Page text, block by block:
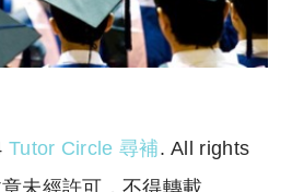
Tutor Circle 尋補. All rights